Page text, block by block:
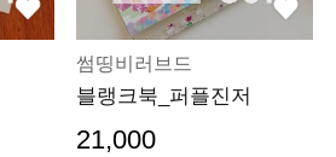
썸띵비러브드
블랭크북_퍼플진저
21,000